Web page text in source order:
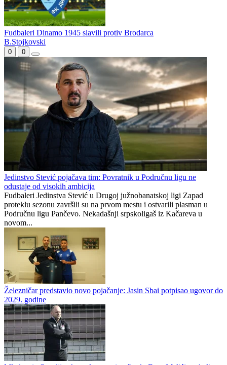
Fudbaleri Dinamo 1945 slavili protiv Brodarca
B.Stojkovski
0 0
Jedinstvo Stević pojačava tim: Povratnik u Područnu ligu ne
odustaje od visokih ambicija
Fudbaleri Jedinstva Stević u Drugoj južnobanatskoj ligi Zapad
proteklu sezonu završili su na prvom mestu i ostvarili plasman u
Područnu ligu Pančevo. Nekadašnji srpskoligaš iz Kačareva u
novom...
Železničar predstavio novo pojačanje: Jasin Sbai potpisao ugovor do
2029. godine